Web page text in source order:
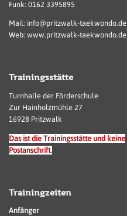
Funk: 0162 3395895
Mail: info@pritzwalk-taekwondo.de
Web: www.pritzwalk-taekwondo.de
Trainingsstätte
Turnhalle der Förderschule
Zur Hainholzmühle 27
16928 Pritzwalk
Das ist die Trainingsstätte und keine
Postanschrift.
Trainingzeiten
Anfänger